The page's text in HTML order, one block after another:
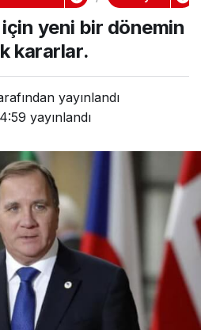
yeni bir dönemin
kararlar.
yayınlandı
yayınlandı